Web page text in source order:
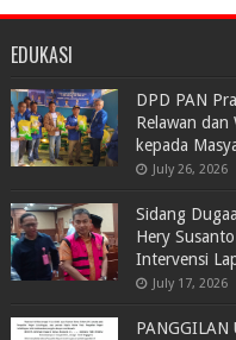
EDUKASI
DPD PAN
Relawan dan
kepada
July 26, 2026
Sidang
Hery
Intervensi
July 17, 2026
PANGGILAN